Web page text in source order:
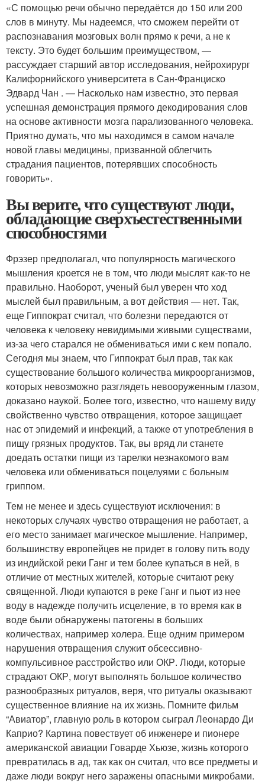
«С помощью речи обычно передаётся до 150 или 200
слов в минуту. Мы надеемся, что сможем перейти от
распознавания мозговых волн прямо к речи, а не к
тексту. Это будет большим преимуществом, —
рассуждает старший автор исследования, нейрохирург
Калифорнийского университета в Сан-Франциско
Эдвард Чан . — Насколько нам известно, это первая
успешная демонстрация прямого декодирования слов
на основе активности мозга парализованного человека.
Приятно думать, что мы находимся в самом начале
новой главы медицины, призванной облегчить
страдания пациентов, потерявших способность
говорить».
Вы верите, что существуют люди,
обладающие сверхъестественными
способностями
Фрэзер предполагал, что популярность магического
мышления кроется не в том, что люди мыслят как-то не
правильно. Наоборот, ученый был уверен что ход
мыслей был правильным, а вот действия — нет. Так,
еще Гиппократ считал, что болезни передаются от
человека к человеку невидимыми живыми существами,
из-за чего старался не обмениваться ими с кем попало.
Сегодня мы знаем, что Гиппократ был прав, так как
существование большого количества микроорганизмов,
которых невозможно разглядеть невооруженным глазом,
доказано наукой. Более того, известно, что нашему виду
свойственно чувство отвращения, которое защищает
нас от эпидемий и инфекций, а также от употребления в
пищу грязных продуктов. Так, вы вряд ли станете
доедать остатки пищи из тарелки незнакомого вам
человека или обмениваться поцелуями с больным
гриппом.
Тем не менее и здесь существуют исключения: в
некоторых случаях чувство отвращения не работает, а
его место занимает магическое мышление. Например,
большинству европейцев не придет в голову пить воду
из индийской реки Ганг и тем более купаться в ней, в
отличие от местных жителей, которые считают реку
священной. Люди купаются в реке Ганг и пьют из нее
воду в надежде получить исцеление, в то время как в
воде были обнаружены патогены в больших
количествах, например холера. Еще одним примером
нарушения отвращения служит обсессивно-
компульсивное расстройство или ОКР. Люди, которые
страдают ОКР, могут выполнять большое количество
разнообразных ритуалов, веря, что ритуалы оказывают
существенное влияние на их жизнь. Помните фильм
“Авиатор”, главную роль в котором сыграл Леонардо Ди
Каприо? Картина повествует об инженере и пионере
американской авиации Говарде Хьюзе, жизнь которого
превратилась в ад, так как он считал, что все предметы и
даже люди вокруг него заражены опасными микробами.